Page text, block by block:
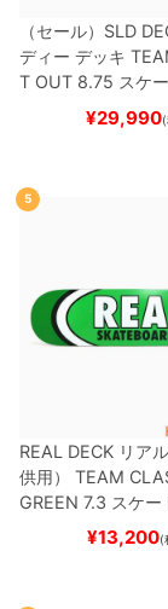
（セール） SLD
ディー デッキ
T OUT 8.75 スケ
¥29,990(
5
REAL DECK リアル
供用）
TEAM
GREEN 7.3 スケー
¥13,200(